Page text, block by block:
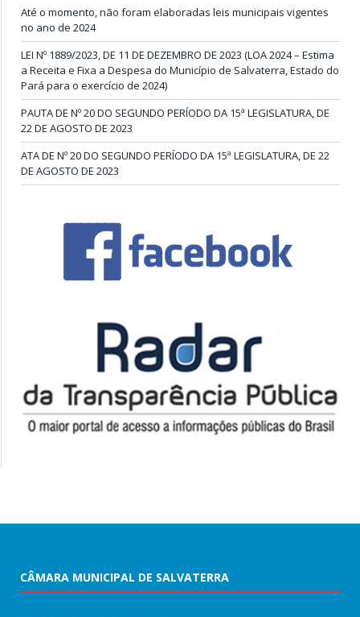
Até o momento, não foram elaboradas leis municipais vigentes
no ano de 2024
LEI Nº 1889/2023, DE 11 DE DEZEMBRO DE 2023 (LOA 2024 – Estima
a Receita e Fixa a Despesa do Município de Salvaterra, Estado do
Pará para o exercício de 2024)
PAUTA DE Nº 20 DO SEGUNDO PERÍODO DA 15ª LEGISLATURA, DE
22 DE AGOSTO DE 2023
ATA DE Nº 20 DO SEGUNDO PERÍODO DA 15ª LEGISLATURA, DE 22
DE AGOSTO DE 2023
CÂMARA MUNICIPAL DE SALVATERRA